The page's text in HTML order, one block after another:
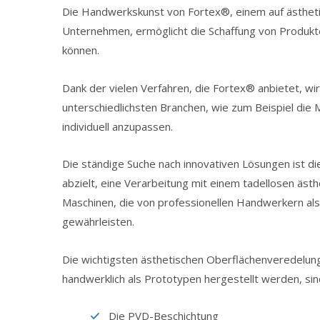
Die Handwerkskunst von Fortex®, einem auf
Unternehmen, ermöglicht die Schaffung von
können.
Dank der vielen Verfahren, die Fortex® anbietet,
unterschiedlichsten Branchen, wie zum Beispiel
individuell anzupassen.
Die ständige Suche nach innovativen Lösungen ist
abzielt, eine Verarbeitung mit einem tadellosen
Maschinen, die von professionellen Handwerkern
gewährleisten.
Die wichtigsten ästhetischen
handwerklich als Prototypen hergestellt werden,
Die PVD-Beschichtung